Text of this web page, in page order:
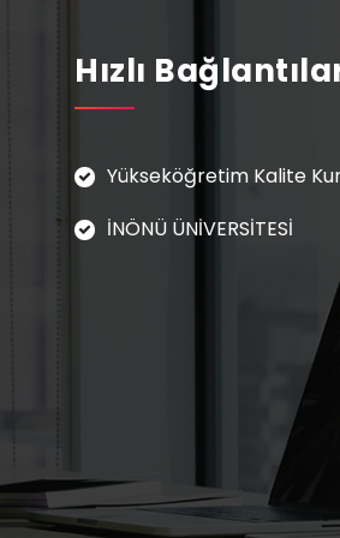
Hızlı
Yükseköğretim Kalite
İNÖNÜ ÜNİVERSİTESİ